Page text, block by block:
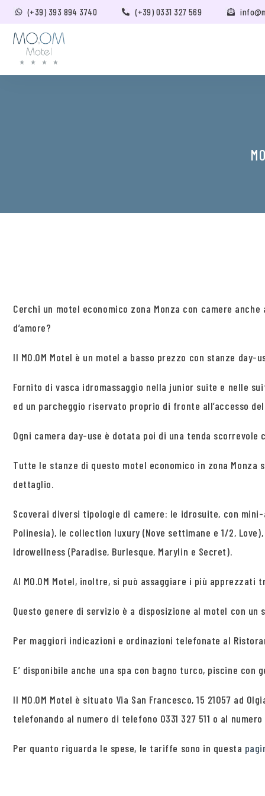
(+39) 393 894 3740 (+39) 0331 327 569
Cerchi un motel economico zona Monza con camere
d’amore?
Il MO.OM Motel è un motel a basso prezzo con stanze
Fornito di vasca idromassaggio nella junior suite e nelle
ed un parcheggio riservato proprio di fronte all’accesso
Ogni camera day-use è dotata poi di una tenda
Tutte le stanze di questo motel economico in zona Monza
dettaglio.
Scoverai diversi tipologie di camere: le idrosuite, con
Polinesia), le collection luxury (Nove settimane e 1/2,
Idrowellness (Paradise, Burlesque, Marylin e Secret).
Al MO.OM Motel, inoltre, si può assaggiare i più
Questo genere di servizio è a disposizione al motel con
Per maggiori indicazioni e ordinazioni telefonate al
E’ disponibile anche una spa con bagno turco, piscine
Il MO.OM Motel è situato Via San Francesco, 15 21057 ad
telefonando al numero di telefono 0331 327 511 o al
Per quanto riguarda le spese, le tariffe sono in questa